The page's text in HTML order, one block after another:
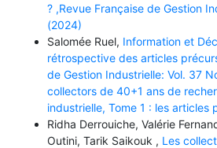
? ,Revue Française de Gestion
(2024)
Salomée Ruel, Information et
rétrospective des articles
de Gestion Industrielle: Vol. 37
collectors de 40+1 ans de
industrielle, Tome 1 : les articles
Ridha Derrouiche, Valérie
Outini, Tarik Saikouk , Les